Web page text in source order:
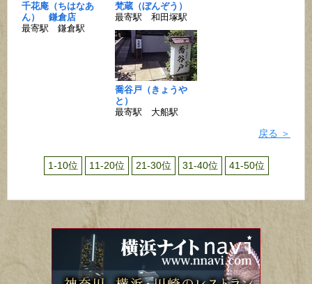
千花庵（ちはなあ
ん） 鎌倉店
最寄駅 鎌倉駅
梵蔵（ぼんぞう）
最寄駅 和田塚駅
喬谷戸（きょうや
と）
最寄駅 大船駅
戻る ＞
1-10位 11-20位 21-30位 31-40位 41-50位